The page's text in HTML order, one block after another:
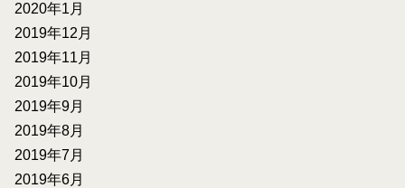
2020年1月
2019年12月
2019年11月
2019年10月
2019年9月
2019年8月
2019年7月
2019年6月